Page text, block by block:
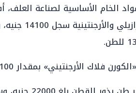
الخام الأساسية لصناعة العلف،
المستوردة
الأرجنتيني» بمقدار 100 جنيه لتسجل 15100 جنيه.